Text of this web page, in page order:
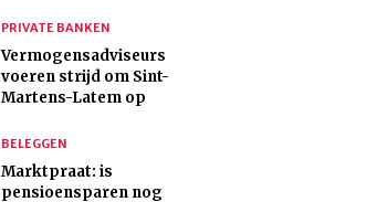
PRIVATE BANKEN
Vermogensadviseurs
voeren strijd om Sint-
Martens-Latem op
BELEGGEN
Marktpraat: is
pensioensparen nog